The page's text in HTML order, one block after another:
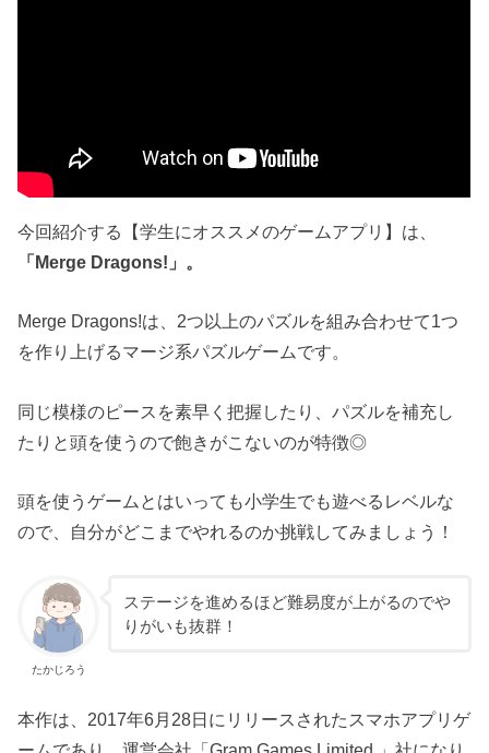
今回紹介する【学生にオススメのゲームアプリ】は、
「Merge Dragons!」。
Merge Dragons!は、2つ以上のパズルを組み合わせて1つ
を作り上げるマージ系パズルゲームです。
同じ模様のピースを素早く把握したり、パズルを補充し
たりと頭を使うので飽きがこないのが特徴◎
頭を使うゲームとはいっても小学生でも遊べるレベルな
ので、自分がどこまでやれるのか挑戦してみましょう！
たかじろう
ステージを進めるほど難易度が上がるのでや
りがいも抜群！
本作は、2017年6月28日にリリースされたスマホアプリゲ